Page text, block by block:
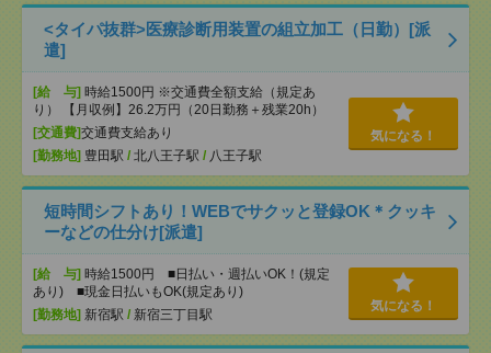
<タイパ抜群>医療診断用装置の組立加工（日勤）[派
遣]
[給 与] 時給1500円 ※交通費全額支給（規定あ
り） 【月収例】26.2万円（20日勤務＋残業20h）
[交通費]交通費支給あり
[勤務地] 豊田駅 / 北八王子駅 / 八王子駅
気になる！
短時間シフトあり！WEBでサクッと登録OK＊クッキ
ーなどの仕分け[派遣]
[給 与] 時給1500円 ■日払い・週払いOK！(規定
あり) ■現金日払いもOK(規定あり)
[勤務地] 新宿駅 / 新宿三丁目駅
気になる！